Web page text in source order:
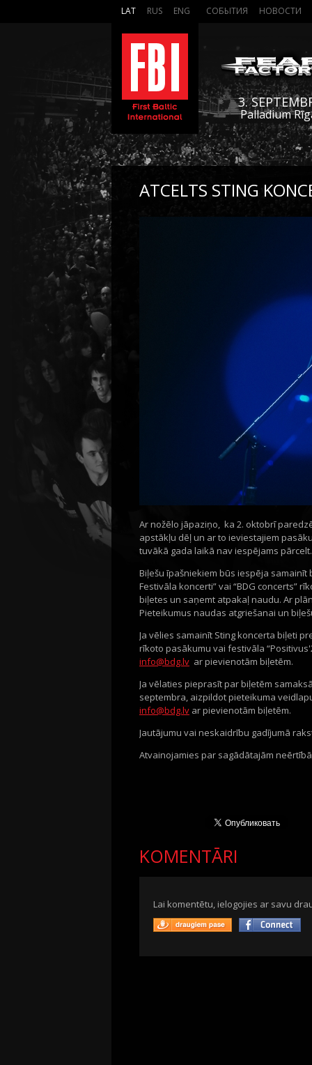
LAT RUS ENG СОБЫТИЯ НОВОСТИ
3.
Palladium
ATCELTS STING
Ar nožēlo jāpaziņo, ka 2. oktobrī
apstākļu dēļ un ar to ieviestajiem
tuvākā gada laikā nav iespējams pārcelt.
Biļešu īpašniekiem būs iespēja samainīt
Festivāla koncerti” vai “BDG concerts”
biļetes un saņemt atpakaļ naudu. Ar
Pieteikumus naudas atgriešanai un
Ja vēlies samainīt Sting koncerta biļeti
rīkoto pasākumu vai festivāla
info@bdg.lv ar pievienotām biļetēm.
Ja vēlaties pieprasīt par biļetēm
septembra, aizpildot pieteikuma
info@bdg.lv ar pievienotām biļetēm.
Jautājumu vai neskaidrību gadījumā
Atvainojamies par sagādātajām
KOMENTĀRI
Lai komentētu, ielogojies ar savu